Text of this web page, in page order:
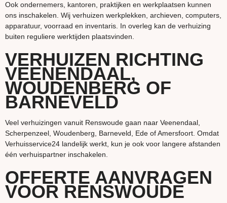
Ook ondernemers, kantoren, praktijken en werkplaatsen kunnen
ons inschakelen. Wij verhuizen werkplekken, archieven, computers,
apparatuur, voorraad en inventaris. In overleg kan de verhuizing
buiten reguliere werktijden plaatsvinden.
VERHUIZEN RICHTING
VEENENDAAL,
WOUDENBERG OF
BARNEVELD
Veel verhuizingen vanuit Renswoude gaan naar Veenendaal,
Scherpenzeel, Woudenberg, Barneveld, Ede of Amersfoort. Omdat
Verhuisservice24 landelijk werkt, kun je ook voor langere afstanden
één verhuispartner inschakelen.
OFFERTE AANVRAGEN
VOOR RENSWOUDE